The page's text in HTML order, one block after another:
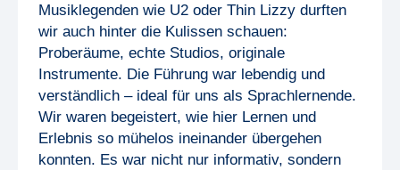
Musiklegenden wie U2 oder Thin Lizzy durften
wir auch hinter die Kulissen schauen:
Proberäume, echte Studios, originale
Instrumente. Die Führung war lebendig und
verständlich – ideal für uns als Sprachlernende.
Wir waren begeistert, wie hier Lernen und
Erlebnis so mühelos ineinander übergehen
konnten. Es war nicht nur informativ, sondern